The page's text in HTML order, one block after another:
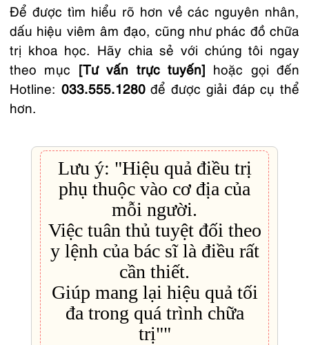
Để được tìm hiểu rõ hơn về các nguyên nhân,
dấu hiệu viêm âm đạo, cũng như phác đồ chữa
trị khoa học. Hãy chia sẻ với chúng tôi ngay
theo mục [Tư vấn trực tuyến] hoặc gọi đến
Hotline: 033.555.1280để được giải đáp cụ thể
hơn.
Lưu ý: "Hiệu quả điều trị
phụ thuộc vào cơ địa của
mỗi người.
Việc tuân thủ tuyệt đối theo
y lệnh của bác sĩ là điều rất
cần thiết.
Giúp mang lại hiệu quả tối
đa trong quá trình chữa
trị""